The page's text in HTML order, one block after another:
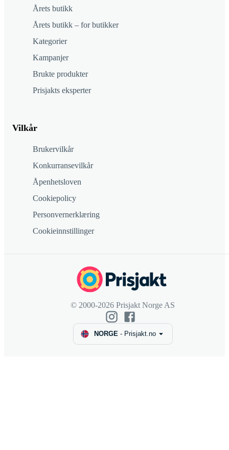
Årets butikk
Årets butikk – for butikker
Kategorier
Kampanjer
Brukte produkter
Prisjakts eksperter
Vilkår
Brukervilkår
Konkurransevilkår
Åpenhetsloven
Cookiepolicy
Personvernerklæring
Cookieinnstillinger
© 2000-2026 Prisjakt Norge AS
NORGE- Prisjakt.no